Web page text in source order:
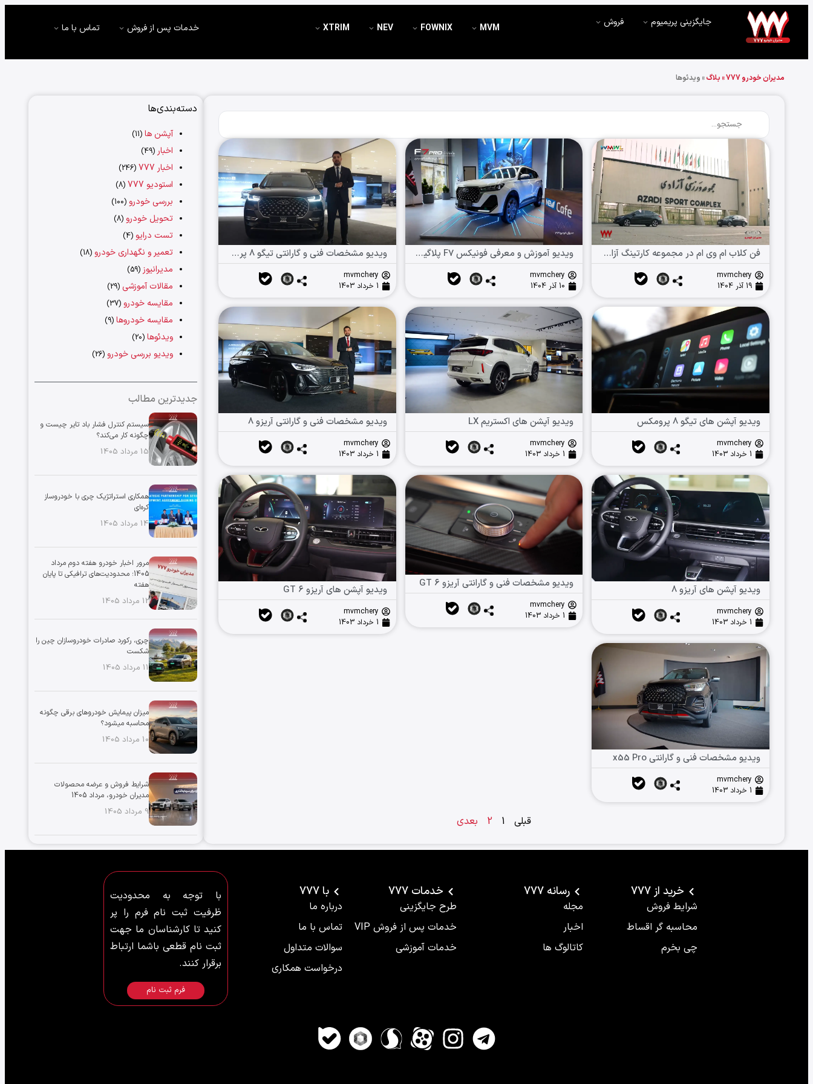
جایگزینی پریمیوم فروش MVM
FOWNIX
NEV
XTRIM خدمات پس از فروش تماس با ما
مدیران خودرو 777 » بلاگ» ویدئوها
دسته‌بندی‌ها
آپشن ها(11)
اخبار (49)
اخبار 777 (246)
استودیو 777 (8)
بررسی خودرو (100)
تحویل خودرو (8)
تست درایو (4)
تعمیر و نگهداری خودرو (18)
مدیرانیوز (59)
مقالات آموزشی (29)
مقایسه خودرو (37)
مقایسه خودروها(9)
ویدئوها(20)
ویدیو بررسی خودرو (26)
جدیدترین مطالب
سیستم کنترل فشار باد تایر چیست و
چگونه کار می‌کند؟
15 مرداد 1405
همکاری استراتژیک چری با خودروساز
کره‌ای
14 مرداد 1405
مرور اخبار خودرو هفته دوم مرداد
1405؛ محدودیت‌های ترافیکی تا پایان
هفته
12 مرداد 1405
چری، رکورد صادرات خودروسازان چین را
شکست
11 مرداد 1405
میزان پیمایش خودروهای برقی چگونه
محاسبه میشود؟
10 مرداد 1405
شرایط فروش و عرضه محصولات
مدیران خودرو، مرداد 1405
9 مرداد 1405
فن کلاب ام وی ام در مجموعه کارتینگ آزادی برگزار شد
mvmchery
19 آذر 1404
ویدیو آموزش و معرفی فونیکس F7 پلاگین هیبرید
mvmchery
10 آذر 1404
ویدیو مشخصات فنی و گارانتی تیگو ۸ پرومکس
mvmchery
1 خرداد 1403
ویدیو آپشن های تیگو ۸ پرومکس
mvmchery
1 خرداد 1403
ویدیو آپشن های اکستریم LX
mvmchery
1 خرداد 1403
ویدیو مشخصات فنی و گارانتی آریزو ۸
mvmchery
1 خرداد 1403
ویدیو آپشن های آریزو ۸
mvmchery
1 خرداد 1403
ویدیو مشخصات فنی و گارانتی آریزو ۶ GT
mvmchery
1 خرداد 1403
ویدیو آپشن های آریزو ۶ GT
mvmchery
1 خرداد 1403
ویدیو مشخصات فنی و گارانتی x55 Pro
mvmchery
1 خرداد 1403
قبلی 1
2 بعدی
خرید از 777
شرایط فروش
محاسبه گر اقساط
چی بخرم
رسانه 777
مجله
اخبار
کاتالوگ ها
خدمات 777
طرح جایگزینی
خدمات پس از فروش VIP
خدمات آموزشی
با 777
درباره ما
تماس با ما
سوالات متداول
درخواست همکاری
با توجه به محدودیت
ظرفیت ثبت نام فرم را پر
کنید تا کارشناسان ما جهت
ثبت نام قطعی باشما ارتباط
برقرار کنند.
فرم ثبت نام